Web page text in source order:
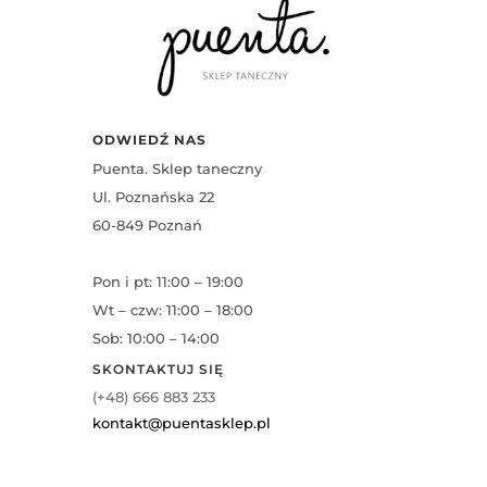
ODWIEDŹ NAS
Puenta. Sklep taneczny
Ul. Poznańska 22
60-849 Poznań
Pon i pt: 11:00 – 19:00
Wt – czw: 11:00 – 18:00
Sob: 10:00 – 14:00
SKONTAKTUJ SIĘ
(+48) 666 883 233
kontakt@puentasklep.pl